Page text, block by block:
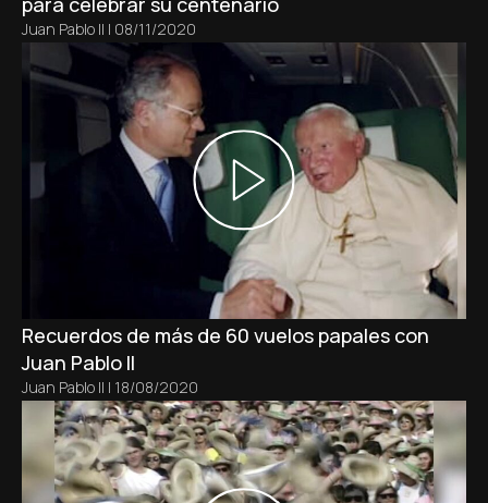
Juan Pablo II | 08/11/2020
Recuerdos de más de 60 vuelos papales con
Juan Pablo II
Juan Pablo II | 18/08/2020